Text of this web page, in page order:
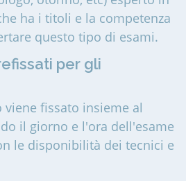
ha i titoli e la competenza
questo tipo di esami.
per gli
fissato insieme al
il giorno e l'ora dell'esame
le disponibilità dei tecnici e